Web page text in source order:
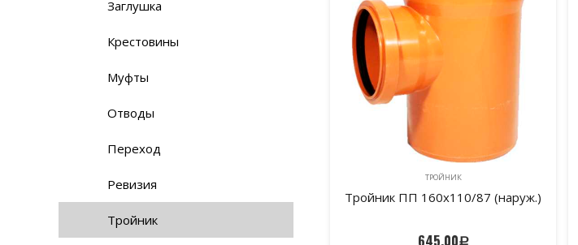
Заглушка
Крестовины
Муфты
Отводы
Переход
Ревизия
Тройник
ТРОЙНИК
Тройник ПП 160х110/87 (наруж.)
645,00Р